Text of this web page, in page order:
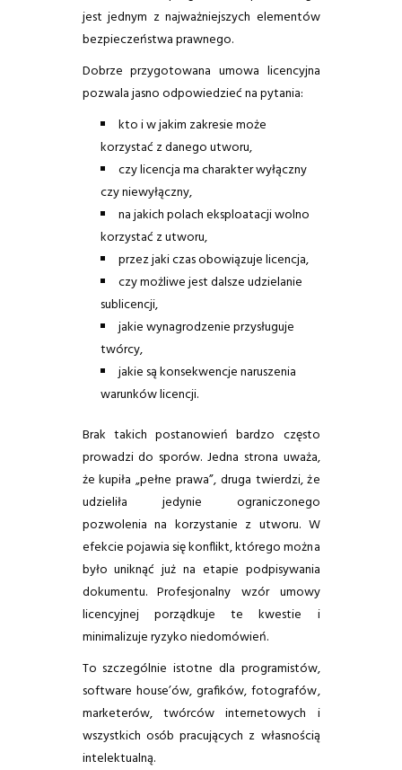
jest jednym z najważniejszych elementów
bezpieczeństwa prawnego.
Dobrze przygotowana umowa licencyjna
pozwala jasno odpowiedzieć na pytania:
kto i w jakim zakresie może
korzystać z danego utworu,
czy licencja ma charakter wyłączny
czy niewyłączny,
na jakich polach eksploatacji wolno
korzystać z utworu,
przez jaki czas obowiązuje licencja,
czy możliwe jest dalsze udzielanie
sublicencji,
jakie wynagrodzenie przysługuje
twórcy,
jakie są konsekwencje naruszenia
warunków licencji.
Brak takich postanowień bardzo często
prowadzi do sporów. Jedna strona uważa,
że kupiła „pełne prawa”, druga twierdzi, że
udzieliła jedynie ograniczonego
pozwolenia na korzystanie z utworu. W
efekcie pojawia się konflikt, którego można
było uniknąć już na etapie podpisywania
dokumentu. Profesjonalny wzór umowy
licencyjnej porządkuje te kwestie i
minimalizuje ryzyko niedomówień.
To szczególnie istotne dla programistów,
software house’ów, grafików, fotografów,
marketerów, twórców internetowych i
wszystkich osób pracujących z własnością
intelektualną.